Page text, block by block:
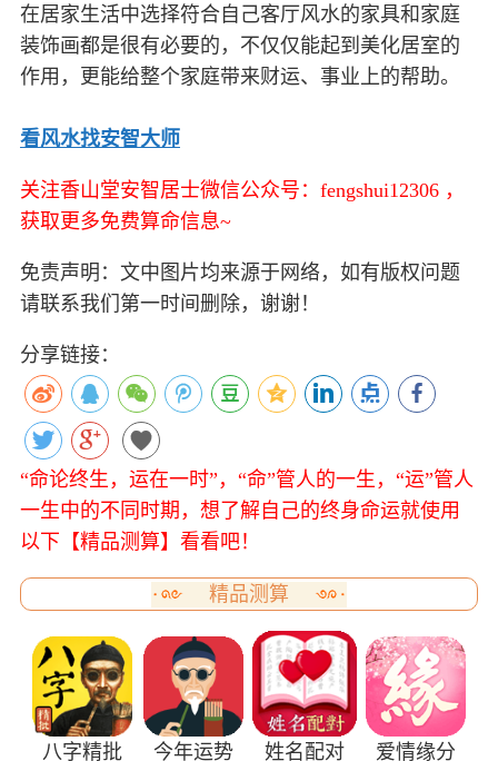
在居家生活中选择符合自己客厅风水的家具和家庭
装饰画都是很有必要的，不仅仅能起到美化居室的
作用，更能给整个家庭带来财运、事业上的帮助。
看风水找安智大师
关注香山堂安智居士微信公众号：fengshui12306 ，
获取更多免费算命信息~
免责声明：文中图片均来源于网络，如有版权问题
请联系我们第一时间删除，谢谢！
分享链接：
“命论终生，运在一时”，“命”管人的一生，“运”管人
一生中的不同时期，想了解自己的终身命运就使用
以下【精品测算】看看吧！
精品测算
八字精批 今年运势 姓名配对 爱情缘分